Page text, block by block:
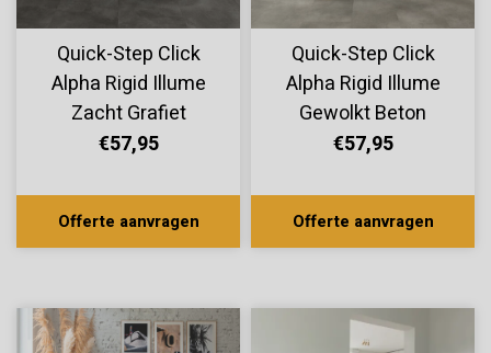
Quick-Step Click
Alpha Rigid Illume
Zacht Grafiet
AVMTU40326
€57,95
Offerte aanvragen
Quick-Step Click
Alpha Rigid Illume
Gewolkt Beton
AVMTU40273
€57,95
Offerte aanvragen